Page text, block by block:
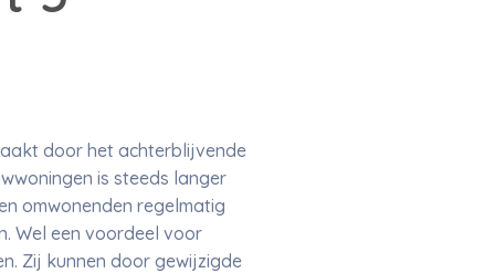
door het achterblijvende
is steeds langer
omwonenden regelmatig
Wel een voordeel voor
Zij kunnen door gewijzigde